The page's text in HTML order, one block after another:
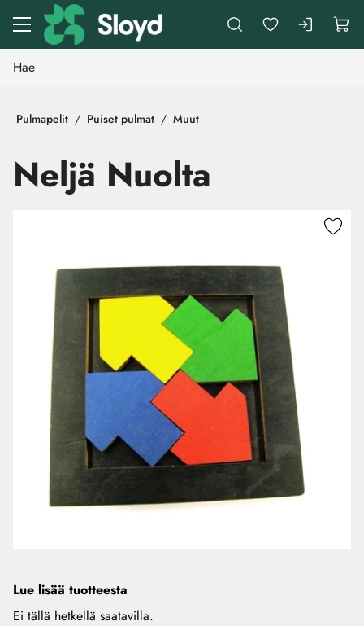
Siirry pääsisältöön
Pulmapelit Puiset pulmat Muut
Neljä Nuolta
Lue lisää tuotteesta
Ei tällä hetkellä saatavilla.